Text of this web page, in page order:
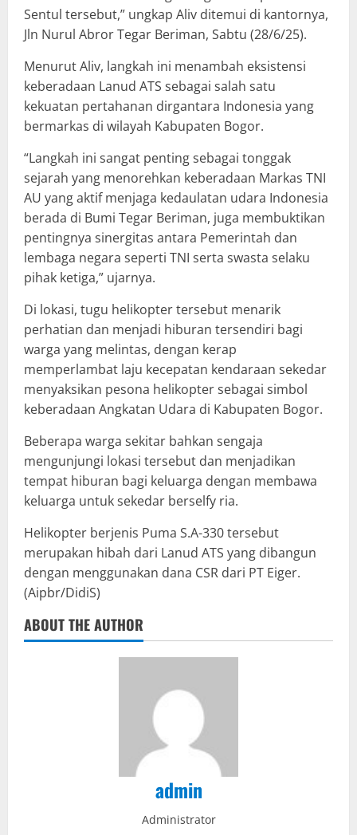
Sentul tersebut,” ungkap Aliv ditemui di kantornya,
Jln Nurul Abror Tegar Beriman, Sabtu (28/6/25).
Menurut Aliv, langkah ini menambah eksistensi
keberadaan Lanud ATS sebagai salah satu
kekuatan pertahanan dirgantara Indonesia yang
bermarkas di wilayah Kabupaten Bogor.
“Langkah ini sangat penting sebagai tonggak
sejarah yang menorehkan keberadaan Markas TNI
AU yang aktif menjaga kedaulatan udara Indonesia
berada di Bumi Tegar Beriman, juga membuktikan
pentingnya sinergitas antara Pemerintah dan
lembaga negara seperti TNI serta swasta selaku
pihak ketiga,” ujarnya.
Di lokasi, tugu helikopter tersebut menarik
perhatian dan menjadi hiburan tersendiri bagi
warga yang melintas, dengan kerap
memperlambat laju kecepatan kendaraan sekedar
menyaksikan pesona helikopter sebagai simbol
keberadaan Angkatan Udara di Kabupaten Bogor.
Beberapa warga sekitar bahkan sengaja
mengunjungi lokasi tersebut dan menjadikan
tempat hiburan bagi keluarga dengan membawa
keluarga untuk sekedar berselfy ria.
Helikopter berjenis Puma S.A-330 tersebut
merupakan hibah dari Lanud ATS yang dibangun
dengan menggunakan dana CSR dari PT Eiger.
(Aipbr/DidiS)
ABOUT THE AUTHOR
admin
Administrator